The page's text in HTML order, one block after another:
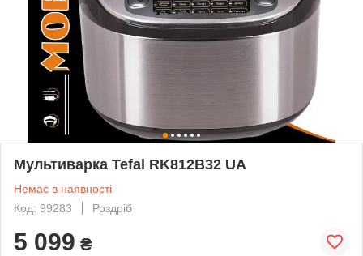
Мультиварка Tefal RK812B32 UA
Немає в наявності
Код: 99283
Роздріб
5 099 ₴